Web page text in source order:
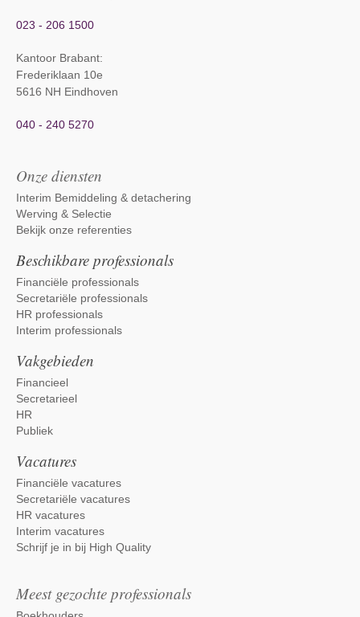
023 - 206 1500
Kantoor Brabant:
Frederiklaan 10e
5616 NH Eindhoven
040 - 240 5270
Onze diensten
Interim Bemiddeling & detachering
Werving & Selectie
Bekijk onze referenties
Beschikbare professionals
Financiële professionals
Secretariële professionals
HR professionals
Interim professionals
Vakgebieden
Financieel
Secretarieel
HR
Publiek
Vacatures
Financiële vacatures
Secretariële vacatures
HR vacatures
Interim vacatures
Schrijf je in bij High Quality
Meest gezochte professionals